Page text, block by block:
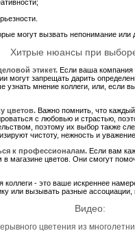
могут вызвать непонимание или
Хитрые нюансы при
этикет. Если ваша компания
могут запрещать дарить
мнение коллеги, или, если
цветов. Важно помнить, что
с любовью и страстью,
поэтому их выбор также
чистоту, нежность и
к профессионалам. Если вам
в магазине цветов. Они смогут
- это ваше искреннее
или вызывать разные ассоциации,
Видео:
цветения из